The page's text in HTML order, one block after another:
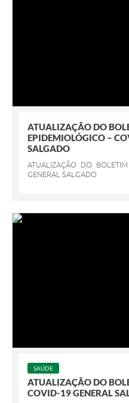
ATUALIZAÇÃO DO
EPIDEMIOLÓGICO –
SALGADO
ATUALIZAÇÃO DO
GENERAL SALGADO
SAÚDE
ATUALIZAÇÃO DO
COVID-19 GENERAL